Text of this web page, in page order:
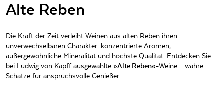
Alte Reben
Die Kraft der Zeit verleiht Weinen aus alten Reben ihren
unverwechselbaren Charakter: konzentrierte Aromen,
außergewöhnliche Mineralität und höchste Qualität. Entdecken Sie
bei Ludwig von Kapff ausgewählte »Alte Reben«-Weine – wahre
Schätze für anspruchsvolle Genießer.